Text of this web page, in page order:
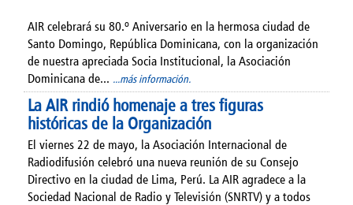
AIR celebrará su 80.º Aniversario en la hermosa ciudad de
Santo Domingo, República Dominicana, con la organización
de nuestra apreciada Socia Institucional, la Asociación
Dominicana de... ...más información.
La AIR rindió homenaje a tres figuras
históricas de la Organización
El viernes 22 de mayo, la Asociación Internacional de
Radiodifusión celebró una nueva reunión de su Consejo
Directivo en la ciudad de Lima, Perú. La AIR agradece a la
Sociedad Nacional de Radio y Televisión (SNRTV) y a todos